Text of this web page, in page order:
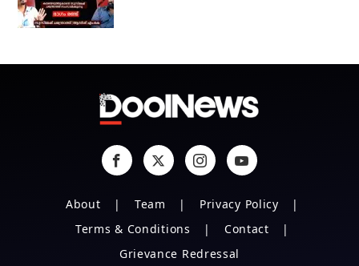
About Team
Privacy Policy
Terms & Conditions
Contact
Grievance Redressal